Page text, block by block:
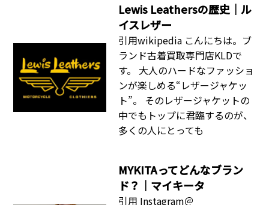
Lewis Leathersの歴史｜ル
イスレザー
引用wikipedia こんにちは。ブ
ランド古着買取専門店KLDで
す。 大人のハードなファッショ
ンが楽しめる“レザージャケッ
ト”。 そのレザージャケットの
中でもトップに君臨するのが、
多くの人にとっても
MYKITAってどんなブラン
ド？｜マイキータ
引用 Instagram＠